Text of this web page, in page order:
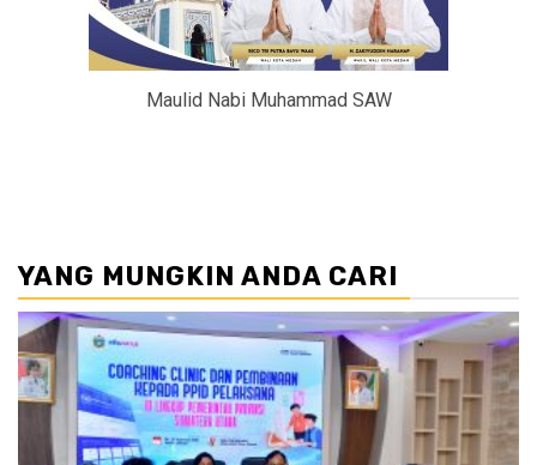
Maulid Nabi Muhammad SAW
YANG MUNGKIN ANDA CARI